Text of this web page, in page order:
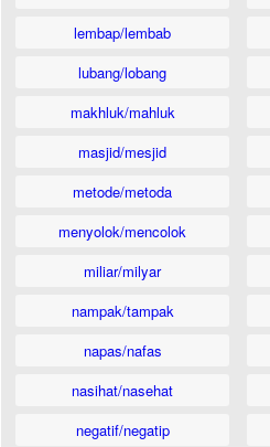
lembap/lembab
lubang/lobang
makhluk/mahluk
masjid/mesjid
metode/metoda
menyolok/mencolok
miliar/milyar
nampak/tampak
napas/nafas
nasihat/nasehat
negatif/negatip